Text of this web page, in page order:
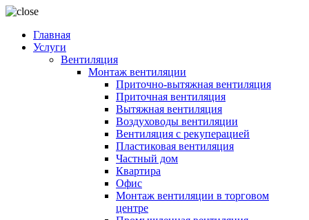
Главная
Услуги
Вентиляция
Монтаж вентиляции
Приточно-вытяжная вентиляция
Приточная вентиляция
Вытяжная вентиляция
Воздуховоды вентиляции
Вентиляция с рекуперацией
Пластиковая вентиляция
Частный дом
Квартира
Офис
Монтаж вентиляции в торговом
центре